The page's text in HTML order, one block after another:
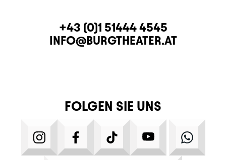
KONTAKTTELEFON
+43 (0)1 51444 4545
E-MAIL
INFO@BURGTHEATER.AT
FOLGEN SIE UNS
INSTAGRAMFACEBOOKTIKTOK YOUTUBE